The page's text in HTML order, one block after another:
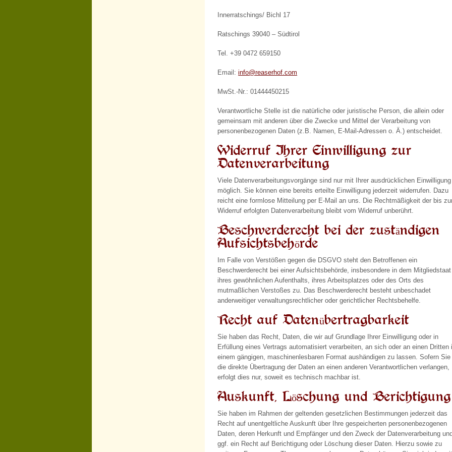
Innerratschings/ Bichl 17
Ratschings 39040 – Südtirol
Tel. +39 0472 659150
Email:info@reaserhof.com
MwSt.-Nr.: 01444450215
Verantwortliche Stelle ist die natürliche oder juristische Person, die allein oder
gemeinsam mit anderen über die Zwecke und Mittel der Verarbeitung von
personenbezogenen Daten (z.B. Namen, E-Mail-Adressen o. Ä.) entscheidet.
Widerruf Ihrer Einwilligung zur
Datenverarbeitung
Viele Datenverarbeitungsvorgänge sind nur mit Ihrer ausdrücklichen Einwilligung
möglich. Sie können eine bereits erteilte Einwilligung jederzeit widerrufen. Dazu
reicht eine formlose Mitteilung per E-Mail an uns. Die Rechtmäßigkeit der bis
Widerruf erfolgten Datenverarbeitung bleibt vom Widerruf unberührt.
Beschwerderecht bei der zuständigen
Aufsichtsbehörde
Im Falle von Verstößen gegen die DSGVO steht den Betroffenen ein
Beschwerderecht bei einer Aufsichtsbehörde, insbesondere in dem Mitgliedstaat
ihres gewöhnlichen Aufenthalts, ihres Arbeitsplatzes oder des Orts des
mutmaßlichen Verstoßes zu. Das Beschwerderecht besteht unbeschadet
anderweitiger verwaltungsrechtlicher oder gerichtlicher Rechtsbehelfe.
Recht auf Datenübertragbarkeit
Sie haben das Recht, Daten, die wir auf Grundlage Ihrer Einwilligung oder in
Erfüllung eines Vertrags automatisiert verarbeiten, an sich oder an einen Dritten
einem gängigen, maschinenlesbaren Format aushändigen zu lassen. Sofern Sie
die direkte Übertragung der Daten an einen anderen Verantwortlichen verlangen,
erfolgt dies nur, soweit es technisch machbar ist.
Auskunft, Löschung und Berichtigung
Sie haben im Rahmen der geltenden gesetzlichen Bestimmungen jederzeit das
Recht auf unentgeltliche Auskunft über Ihre gespeicherten personenbezogenen
Daten, deren Herkunft und Empfänger und den Zweck der Datenverarbeitung
ggf. ein Recht auf Berichtigung oder Löschung dieser Daten. Hierzu sowie zu